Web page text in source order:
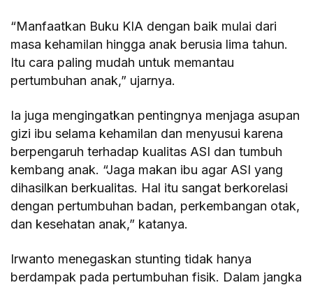
“Manfaatkan Buku KIA dengan baik mulai dari
masa kehamilan hingga anak berusia lima tahun.
Itu cara paling mudah untuk memantau
pertumbuhan anak,” ujarnya.
Ia juga mengingatkan pentingnya menjaga asupan
gizi ibu selama kehamilan dan menyusui karena
berpengaruh terhadap kualitas ASI dan tumbuh
kembang anak. “Jaga makan ibu agar ASI yang
dihasilkan berkualitas. Hal itu sangat berkorelasi
dengan pertumbuhan badan, perkembangan otak,
dan kesehatan anak,” katanya.
Irwanto menegaskan stunting tidak hanya
berdampak pada pertumbuhan fisik. Dalam jangka